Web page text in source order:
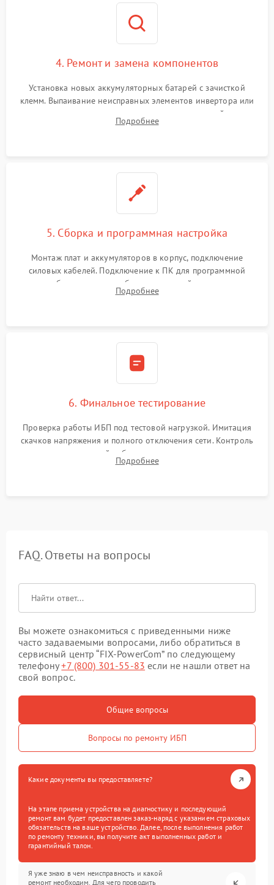
4. Ремонт и замена компонентов
Установка новых аккумуляторных батарей с зачисткой
клемм. Выпаивание неисправных элементов инвертора или
цепи зарядки и монтаж новых радиодеталей.
Восстановление поврежденных токоведущих дорожек и
Подробнее
5. Сборка и программная настройка
Монтаж плат и аккумуляторов в корпус, подключение
силовых кабелей. Подключение к ПК для программной
калибровки констант батареи, настройки порогов
срабатывания AVR и сброса счетчиков старения АКБ.
Подробнее
6. Финальное тестирование
Проверка работы ИБП под тестовой нагрузкой. Имитация
скачков напряжения и полного отключения сети. Контроль
времени автономной работы, температурного режима и
корректности формы выходного сигнала.
Подробнее
FAQ. Ответы на вопросы
Вы можете ознакомиться с приведенными ниже
часто задаваемыми вопросами, либо обратиться в
сервисный центр “FIX-PowerCom” по следующему
телефону+7 (800) 301-55-83 если не нашли ответ на
свой вопрос.
Общие вопросы
Вопросы по ремонту ИБП
Какие документы вы предоставляете?
На этапе приема устройства на диагностику и последующий
ремонт вам будет предоставлен заказ-наряд с указанием страховых
обязательств на ваше устройство. Далее, после выполнения работ
по ремонту техники, вы получите акт выполненных работ и
гарантийный талон.
Я уже знаю в чем неисправность и какой
ремонт необходим. Для чего проводить